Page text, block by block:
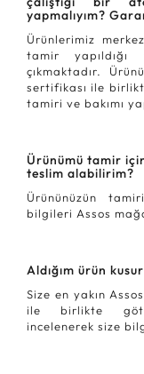
yapmalıyım?
Ürünlerimiz
tamir yapıldığı
çıkmaktadır.
sertifikası ile
tamiri ve bakımı
Ürünümü tamir
teslim alabilirim?
Ürününüzün
bilgileri Assos
Aldığım ürün
Size en yakın
ile birlikte
incelenerek size